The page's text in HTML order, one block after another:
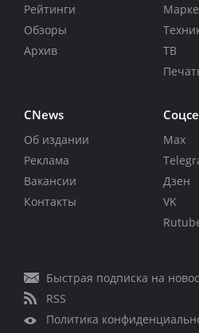
Рейтинги
Обзоры
Архив
ТВ
CNews
Об издании
Реклама
Вакансии
Контакты
Max
Дзен
VK
Быстрая подписка на
RSS
Политика